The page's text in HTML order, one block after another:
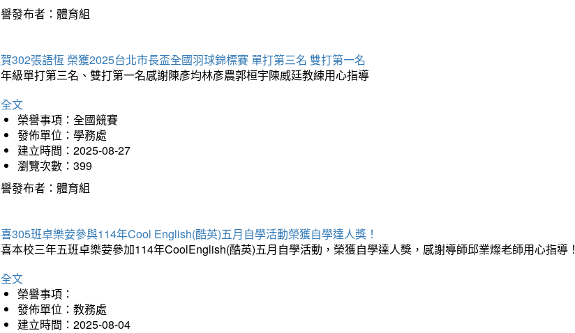
發布者：體育組
302張語恆 榮獲2025台北市長盃全國羽球錦標賽 單打第三名 雙打第一名
級單打第三名、雙打第一名感謝陳彥均林彥農郭桓宇陳威廷教練用心指導
文
榮譽事項：全國競賽
發佈單位：學務處
建立時間：2025-08-27
瀏覽次數：399
發布者：體育組
305班卓樂荌參與114年Cool English(酷英)五月自學活動榮獲自學達人獎！
本校三年五班卓樂荌參加114年CoolEnglish(酷英)五月自學活動，榮獲自學達人獎，感謝導師邱業燦老師用心指導！
文
榮譽事項：
發佈單位：教務處
建立時間：2025-08-04